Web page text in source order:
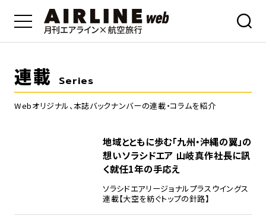
連載 Series
Webオリジナル、本誌バックナンバーの連載・コラムを紹介
地域とともに歩む「九州・沖縄の翼」の
想い――ソラシドエア 山岐真作社長に訊
く就任1年の手応え
ソラシドエアリージョナルプラスウイングス
連載【大空を紡ぐトップの針路】